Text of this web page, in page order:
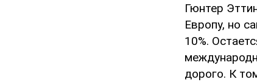
Гюнтер
Европу, но
10%.
дорого. К